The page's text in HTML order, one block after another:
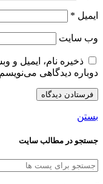
ایمیل *
وب‌ سایت
ذخیره نام، ایمیل و
دوباره دیدگاهی
بستن
جستجو در مطالب سایت